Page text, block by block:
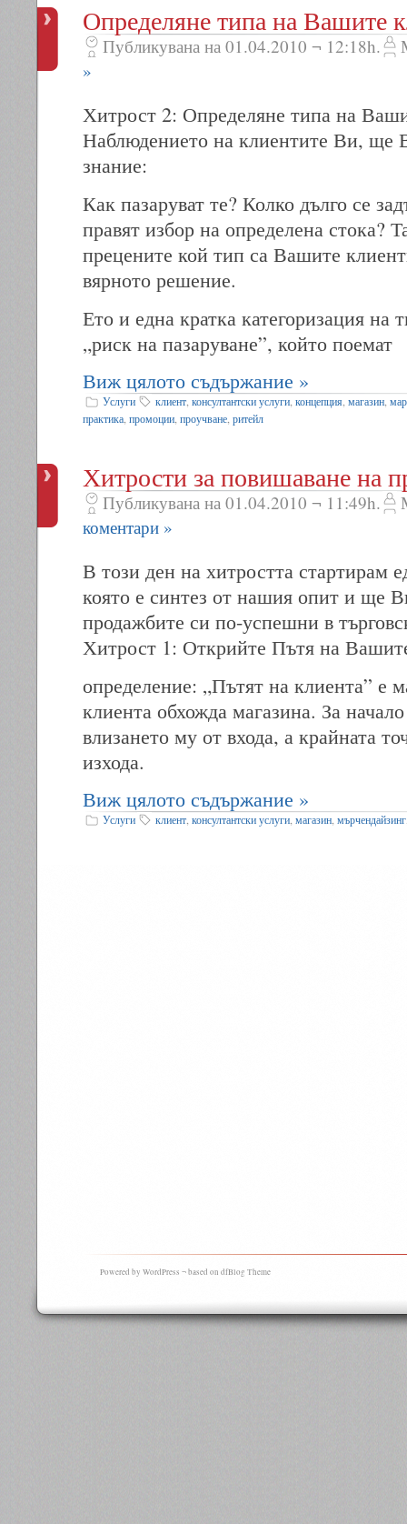
Определяне типа на Вашите
Публикувана на 01.04.2010 ¬ 12:18h.
»
Хитрост 2: Определяне типа на
Наблюдението на клиентите Ви, ще
знание:
Как пазаруват те? Колко дълго се
правят избор на определена стока?
прецените кой тип са Вашите
вярното решение.
Ето и една кратка категоризация на
„риск на пазаруване”, който поемат
Виж цялото съдържание »
Услуги клиент, консултантски услуги, концепция, магазин,
практика, промоции, проучване, ритейл
Хитрости за повишаване на
Публикувана на 01.04.2010 ¬ 11:49h.
коментари »
В този ден на хитростта стартирам
която е синтез от нашия опит и ще
продажбите си по-успешни в
Хитрост 1: Открийте Пътя на
определение: „Пътят на клиента” е
клиента обхожда магазина. За
влизането му от входа, а крайната
изхода.
Виж цялото съдържание »
Услуги клиент, консултантски услуги, магазин, мърчендайзинг
Powered by WordPress ¬ based on dfBlog Theme